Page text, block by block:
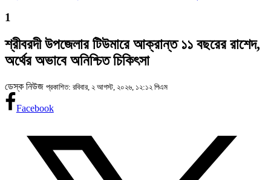
1
শ্রীবরদী উপজেলার টিউমারে আক্রান্ত ১১ বছরের রাশেদ,
অর্থের অভাবে অনিশ্চিত চিকিৎসা
ডেস্ক নিউজ প্রকাশিত: রবিবার, ২ আগস্ট, ২০২৬, ১২:১২ পিএম
Facebook